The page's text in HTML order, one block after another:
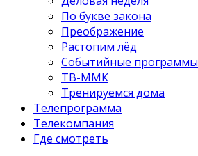
По букве закона
Преображение
Растопим лёд
Событийные программы
ТВ-ММК
Тренируемся дома
Телепрограмма
Телекомпания
Где смотреть